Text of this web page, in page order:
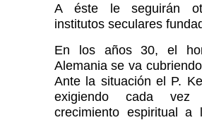
A éste le seguirán
institutos seculares
En los años 30, el
Alemania se va
Ante la situación el P.
exigiendo cada
crecimiento espiritual a